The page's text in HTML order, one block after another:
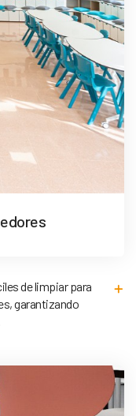
de limpiar para
garantizando